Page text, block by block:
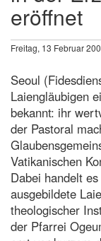
eröffnet
Freitag, 13 Februar
Seoul
Laiengläubigen
bekannt: ihr
der Pastoral
Vatikanischen
Dabei handelt
ausgebildete
theologischer
der Pfarrei